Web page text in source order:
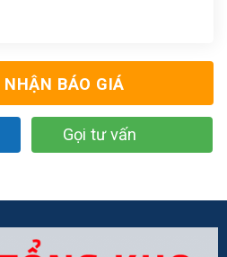
BÁO GIÁ
Gọi tư vấn